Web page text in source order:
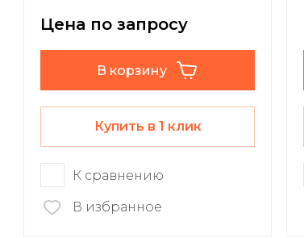
Цена по запросу
В корзину
Купить в 1 клик
К сравнению
В избранное